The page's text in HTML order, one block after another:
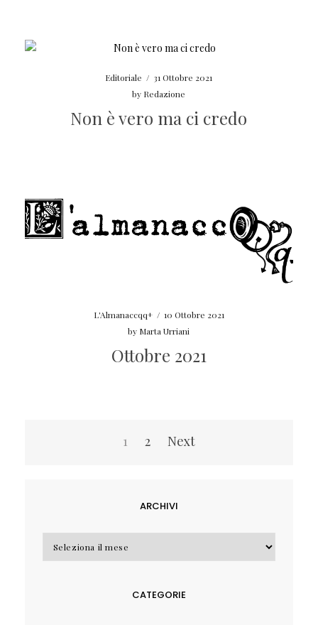
Editoriale / 31 Ottobre 2021
by Redazione
Non è vero ma ci credo
L'Almanaccqq+ / 10 Ottobre 2021
by Marta Urriani
Ottobre 2021
1 2 Next
ARCHIVI
CATEGORIE